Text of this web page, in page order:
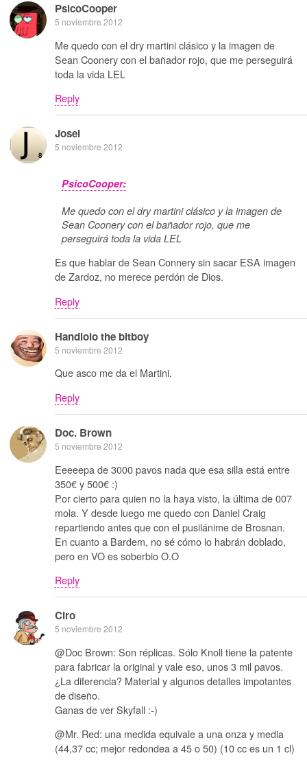
PsicoCooper
5 noviembre 2012
Me quedo con el dry martini clásico y la imagen de
Sean Coonery con el bañador rojo, que me perseguirá
toda la vida LEL
Reply
Josei
5 noviembre 2012
PsicoCooper:
Me quedo con el dry martini clásico y la imagen de
Sean Coonery con el bañador rojo, que me
perseguirá toda la vida LEL
Es que hablar de Sean Connery sin sacar ESA imagen
de Zardoz, no merece perdón de Dios.
Reply
Handlolo the bitboy
5 noviembre 2012
Que asco me da el Martini.
Reply
Doc. Brown
5 noviembre 2012
Eeeeepa de 3000 pavos nada que esa silla está entre
350€ y 500€ :)
Por cierto para quien no la haya visto, la última de 007
mola. Y desde luego me quedo con Daniel Craig
repartiendo antes que con el pusilánime de Brosnan.
En cuanto a Bardem, no sé cómo lo habrán doblado,
pero en VO es soberbio O.O
Reply
Ciro
5 noviembre 2012
@Doc Brown: Son réplicas. Sólo Knoll tiene la patente
para fabricar la original y vale eso, unos 3 mil pavos.
¿La diferencia? Material y algunos detalles impotantes
de diseño.
Ganas de ver Skyfall :-)
@Mr. Red: una medida equivale a una onza y media
(44,37 cc; mejor redondea a 45 o 50) (10 cc es un 1 cl)